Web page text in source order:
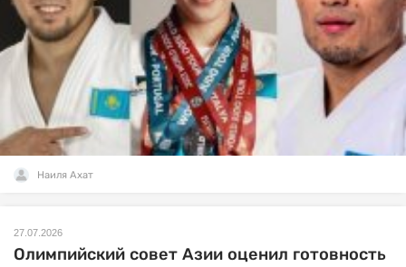
Наиля Ахат
27.07.2026
Олимпийский совет Азии оценил готовность